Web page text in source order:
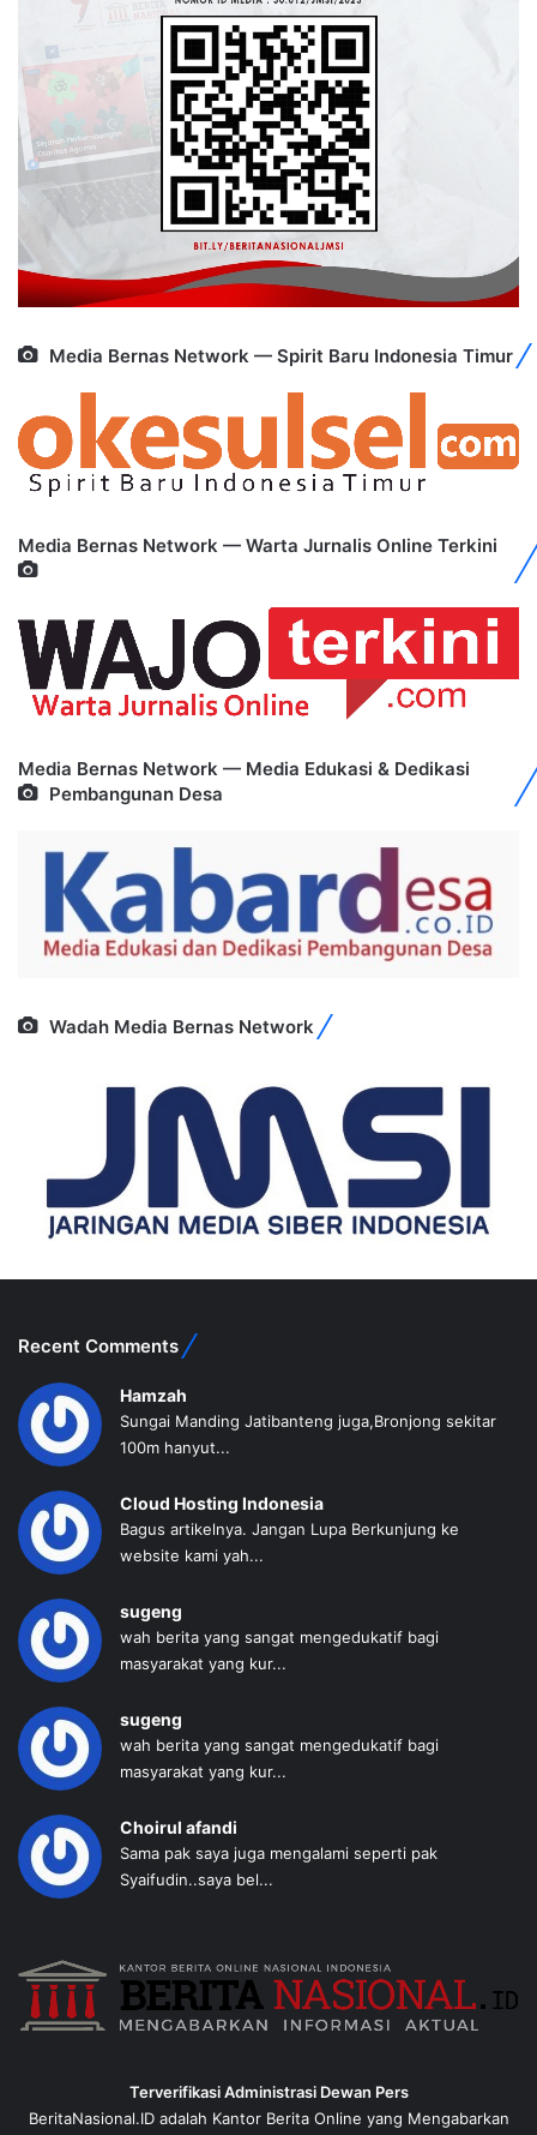
Media Bernas Network — Spirit Baru Indonesia Timur
Media Bernas Network — Warta Jurnalis Online Terkini
Media Bernas Network — Media Edukasi & Dedikasi
Pembangunan Desa
Wadah Media Bernas Network
Recent Comments
Hamzah
Sungai Manding Jatibanteng juga,Bronjong sekitar
100m hanyut...
Cloud Hosting Indonesia
Bagus artikelnya. Jangan Lupa Berkunjung ke
website kami yah...
sugeng
wah berita yang sangat mengedukatif bagi
masyarakat yang kur...
sugeng
wah berita yang sangat mengedukatif bagi
masyarakat yang kur...
Choirul afandi
Sama pak saya juga mengalami seperti pak
Syaifudin..saya bel...
Terverifikasi Administrasi Dewan Pers
BeritaNasional.ID adalah Kantor Berita Online yang Mengabarkan